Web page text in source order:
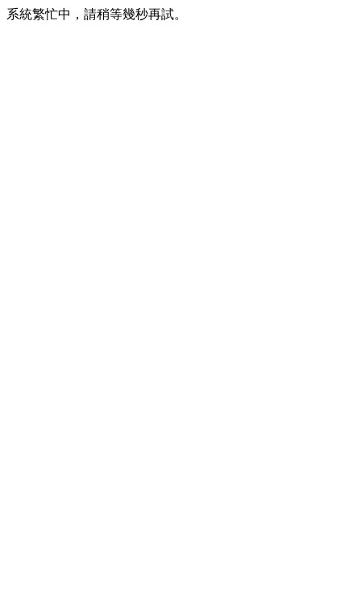
系統繁忙中，請稍等幾秒再試。